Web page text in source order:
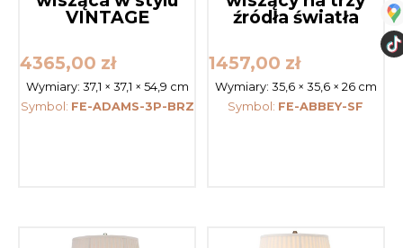
VINTAGE
4365,00 zł
Wymiary: 37,1 × 37,1 × 54,9 cm
Symbol: FE-ADAMS-3P-BRZ
źródła światła
1457,00 zł
Wymiary: 35,6 × 35,6 × 26 cm
Symbol: FE-ABBEY-SF